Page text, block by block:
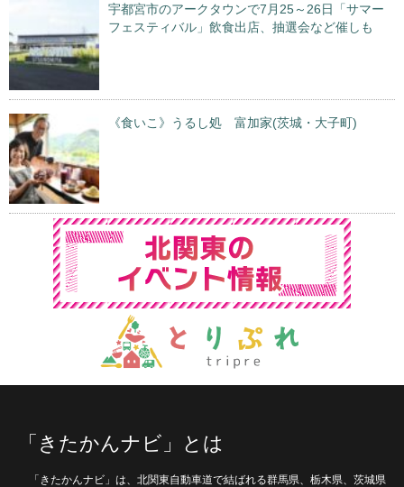
宇都宮市のアークタウンで7月25～26日「サマー
フェスティバル」飲食出店、抽選会など催しも
《食いこ》うるし処 富加家(茨城・大子町)
「きたかんナビ」とは
「きたかんナビ」は、北関東自動車道で結ばれる群馬県、栃木県、茨城県